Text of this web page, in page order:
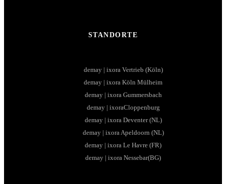
STANDORTE
demay | ixora Vertrieb (Köln)
demay | ixora Köln Mülheim
demay | ixora Gummersbach
demay | ixoraCloppenburg
demay | ixora Deventer (NL)
demay | ixora Apeldoorn (NL)
demay | ixora Le Havre (FR)
demay | ixora Nessebar(BG)